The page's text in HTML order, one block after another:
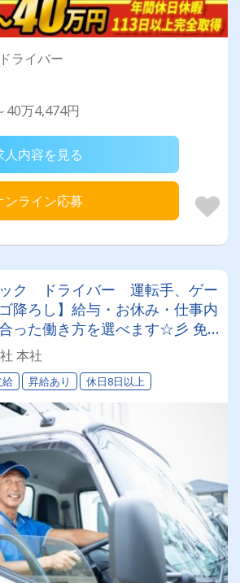
ライバー
40万4,474円
人内容を見る
ンライン応募
ク ドライバー 運転手、ゲー
降ろし】給与・お休み・仕事内
った働き方を選べます☆彡 免
許でも大型までステップアップ
ます！
本社
給 昇給あり 休日8日以上